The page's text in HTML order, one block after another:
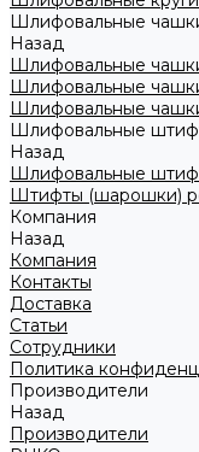
Шлифовальные
Назад
Шлифовальные
Шлифовальные
Шлифовальные
Шлифовальные
Назад
Шлифовальные
Штифты (шарошки)
Компания
Назад
Компания
Контакты
Доставка
Статьи
Сотрудники
Политика
Производители
Назад
Производители